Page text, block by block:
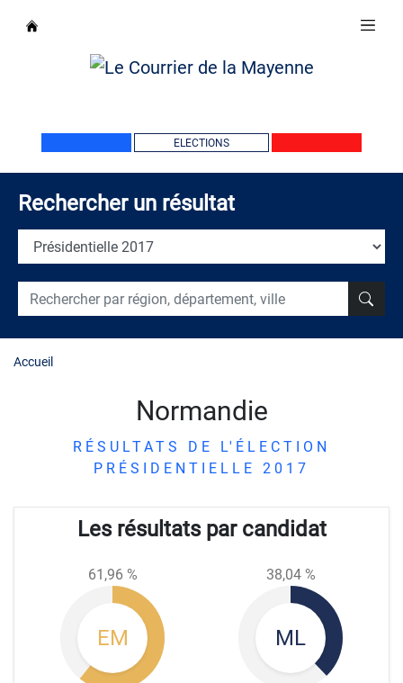
ELECTIONS
Rechercher un résultat
Accueil
Normandie
RÉSULTATS DE L'ÉLECTION
PRÉSIDENTIELLE 2017
Les résultats par candidat
61,96 %
EM
38,04 %
ML